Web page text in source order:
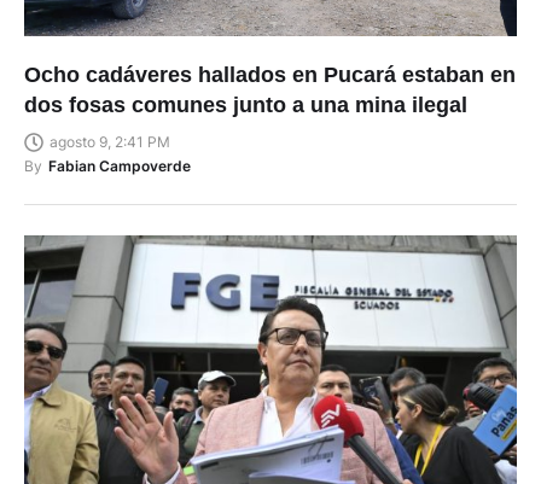
Ocho cadáveres hallados en Pucará estaban en
dos fosas comunes junto a una mina ilegal
agosto 9, 2:41 PM
By Fabian Campoverde